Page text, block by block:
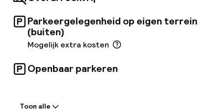
Parkeergelegenheid op eigen terrein
(buiten)
Mogelijk extra kosten
Openbaar parkeren
Toon alle